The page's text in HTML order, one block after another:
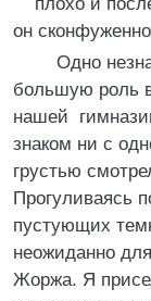
он
Одно
большую роль
нашей
знаком ни с
грустью
Прогуливаясь
пустующих
неожиданно
Жоржа. Я